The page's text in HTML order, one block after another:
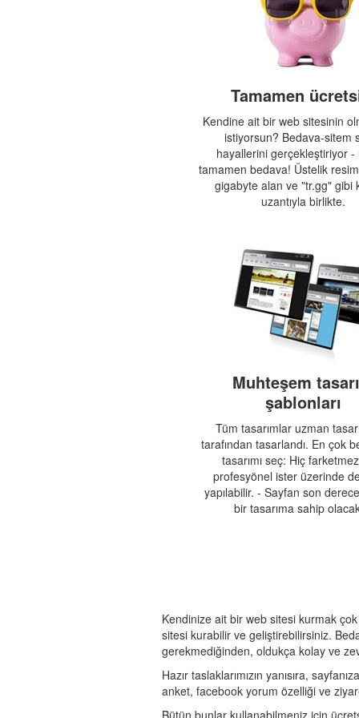
Tamamen
Kendine ait bir web sitesinin
istiyorsun? Bedava-sitem
hayallerini gerçekleştiriyor -
tamamen bedava! Üstelik
gigabyte alan ve "tr.gg" gibi
uzantıyla birlikte.
Muhteşem
şablonları
Tüm tasarımlar uzman
tarafından tasarlandı. En çok
tasarımı seç: Hiç
profesyönel ister üzerinde
yapılabilir. - Sayfan son
bir tasarıma sahip
Kendinize ait bir web sitesi kurmak
sitesi kurabilir ve geliştirebilirsiniz.
gerekmediğinden, oldukça kolay ve
Hazır taslaklarımızın yanısıra,
anket, facebook yorum özelliği ve
Bütün bunlar kullanabilmeniz için